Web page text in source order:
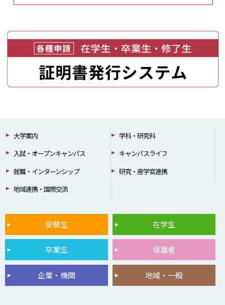
大学案内
学科・研究科
入試・オープンキャンパス
キャンパスライフ
就職・インターンシップ
研究・産学官連携
地域連携・国際交流
受験生 在学生
卒業生 保護者
企業・機関 地域・一般